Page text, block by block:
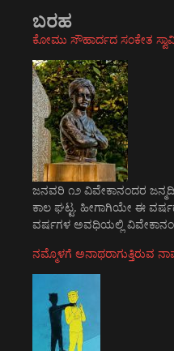
ಬರಹ
ಕೋಮು ಸೌಹಾರ್ದದ ಸಂಕೇತ
ಜನವರಿ ೧೨ ವಿವೇಕಾನಂದರ
ಕಾಲ ಘಟ್ಟ. ಹೀಗಾಗಿಯೇ ಈ
ವರ್ಷಗಳ ಅವಧಿಯಲ್ಲಿ
ನಮ್ಮೊಳಗೆ ಅನಾಥರಾಗುತ್ತಿರುವ